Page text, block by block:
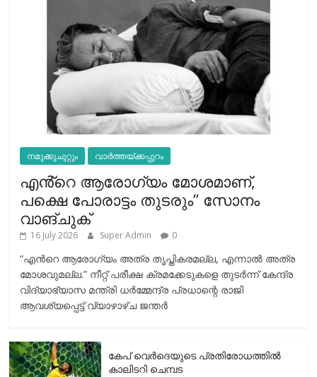
നമുക്കുചുറ്റും വാർത്തയ്ക്കപ്പുറം
എൻ്റെ ആരോഗ്യം മോശമാണ്,
പക്ഷെ പോരാട്ടം തുടരും” സോനം
വാങ്ചുക്
16 July 2026 Super Admin 0
“എന്‍റെ ആരോഗ്യം അത്ര തൃപ്തികരമല്ല, എന്നാൽ അത്ര
മോശവുമല്ല.” നീറ്റ് പരീക്ഷ ക്രമക്കേടുകളെ തുടർന്ന് കേന്ദ്ര
വിദ്യാഭ്യാസ മന്ത്രി ധർമ്മേന്ദ്ര പ്രധാന്റെ രാജി
ആവശ്യപ്പെട്ട് വ്യാഴാഴ്ച ജന്തർ
കേപ് വെര്‍ദെയുടെ പ്രതിരോധത്തില്‍
കാലിടറി ചെമ്പട